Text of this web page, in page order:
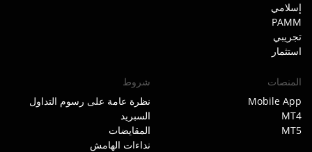
إسلامي
PAMM
تجريبي
استثمار
المنصات
Mobile App
MT4
MT5
شروط
نظرة عامة على رسوم التداول
السبريد
المقايضات
نداءات الهامش